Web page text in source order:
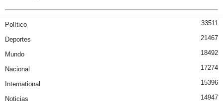
Político 33511
Deportes 21467
Mundo 18492
Nacional 17274
International 15396
Noticias 14947